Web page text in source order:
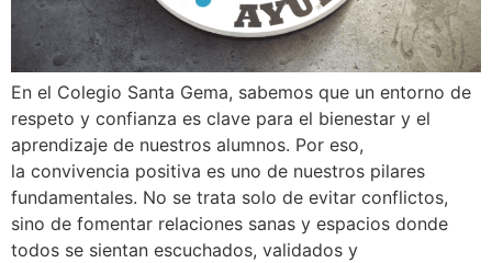
En el Colegio Santa Gema, sabemos que un entorno de
respeto y confianza es clave para el bienestar y el
aprendizaje de nuestros alumnos. Por eso,
la convivencia positiva es uno de nuestros pilares
fundamentales. No se trata solo de evitar conflictos,
sino de fomentar relaciones sanas y espacios donde
todos se sientan escuchados, validados y